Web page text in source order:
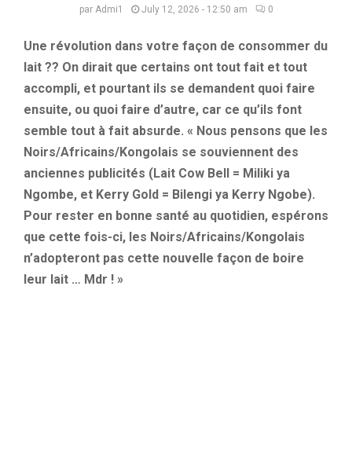
par Admi1 July 12, 2026 - 12:50 am 0
Une révolution dans votre façon de consommer du
lait ?? On dirait que certains ont tout fait et tout
accompli, et pourtant ils se demandent quoi faire
ensuite, ou quoi faire d’autre, car ce qu’ils font
semble tout à fait absurde. « Nous pensons que les
Noirs/Africains/Kongolais se souviennent des
anciennes publicités (Lait Cow Bell = Miliki ya
Ngombe, et Kerry Gold = Bilengi ya Kerry Ngobe).
Pour rester en bonne santé au quotidien, espérons
que cette fois-ci, les Noirs/Africains/Kongolais
n’adopteront pas cette nouvelle façon de boire
leur lait … Mdr ! »